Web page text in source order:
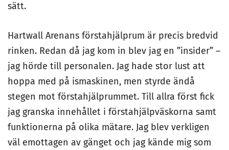
sätt.
Hartwall Arenans förstahjälprum är precis bredvid
rinken. Redan då jag kom in blev jag en ”insider” –
jag hörde till personalen. Jag hade stor lust att
hoppa med på ismaskinen, men styrde ändå
stegen mot förstahjälprummet. Till allra först fick
jag granska innehållet i förstahjälpväskorna samt
funktionerna på olika mätare. Jag blev verkligen
väl emottagen av gänget och jag kände mig som